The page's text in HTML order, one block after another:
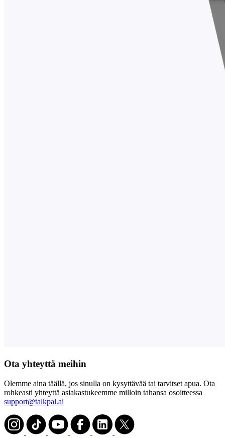
Ota yhteyttä meihin
Olemme aina täällä, jos sinulla on kysyttävää tai tarvitset apua. Ota
rohkeasti yhteyttä asiakastukeemme milloin tahansa osoitteessa
support@talkpal.ai